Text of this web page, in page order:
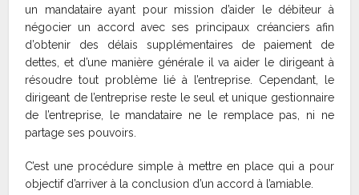
un mandataire ayant pour mission d’aider le débiteur à
négocier un accord avec ses principaux créanciers afin
d’obtenir des délais supplémentaires de paiement de
dettes, et d’une manière générale il va aider le dirigeant à
résoudre tout problème lié à l’entreprise. Cependant, le
dirigeant de l’entreprise reste le seul et unique gestionnaire
de l’entreprise, le mandataire ne le remplace pas, ni ne
partage ses pouvoirs.
C’est une procédure simple à mettre en place qui a pour
objectif d’arriver à la conclusion d’un accord à l’amiable.